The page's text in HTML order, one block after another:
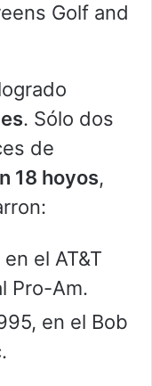
Golf and
. Sólo dos
de
18 hoyos,
el AT&T
Pro-Am.
en el Bob